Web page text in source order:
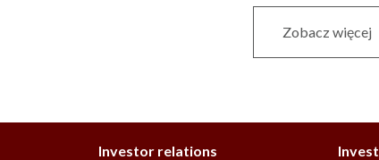
Zobacz więcej
Investor relations Invest